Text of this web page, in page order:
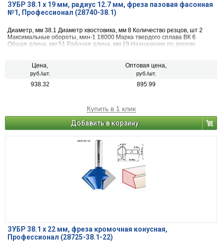
ЗУБР 38.1 x 19 мм, радиус 12.7 мм, фреза пазовая фасонная
№1, Профессионал (28740-38.1)
Диаметр, мм 38.1 Диаметр хвостовика, мм 8 Количество резцов, шт 2
Максимальные обороты, мин-1 18000 Марка твердого сплава ВК 6
Общая длина, мм 51 Рабочая длина, мм 19 Назначение по дереву
Цена,
руб./шт.
Оптовая цена,
руб./шт.
938.32 895.99
Купить в 1 клик
Добавить в корзину
ЗУБР 38.1 x 22 мм, фреза кромочная конусная,
Профессионал (28725-38.1-22)